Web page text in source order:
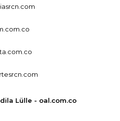
Lülle - oal.com.co